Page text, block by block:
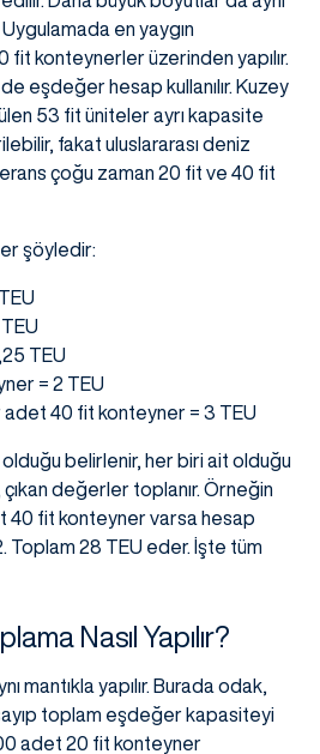
en yaygın
fit konteynerler üzerinden yapılır.
eşdeğer hesap kullanılır. Kuzey
53 fit üniteler ayrı kapasite
fakat uluslararası deniz
çoğu zaman 20 fit ve 40 fit
şöyledir:
TEU
= 2 TEU
40 fit konteyner = 3 TEU
belirlenir, her biri ait olduğu
çıkan değerler toplanır. Örneğin
40 fit konteyner varsa hesap
Toplam 28 TEU eder. İşte tüm
Nasıl Yapılır?
mantıkla yapılır. Burada odak,
toplam eşdeğer kapasiteyi
adet 20 fit konteyner